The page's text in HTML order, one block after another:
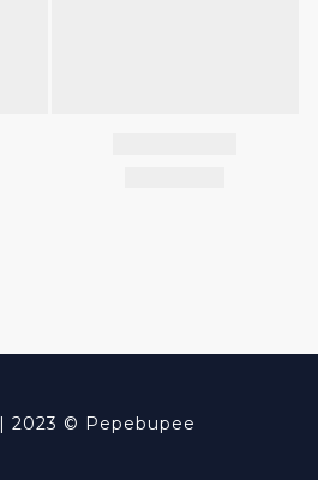
| 2023 © Pepebupee